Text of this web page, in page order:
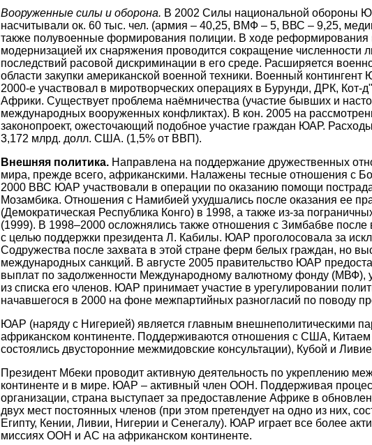
Вооруженные силы и оборона. В 2002 Силы национальной обороны
насчитывали ок. 60 тыс. чел. (армия – 40,25, ВМФ – 5, ВВС – 9,25,
также полувоенные формирования полиции. В ходе реформирования
модернизацией их снаряжения проводится сокращение численности
последствий расовой дискриминации в его среде. Расширяется
области закупки американской военной техники. Военный
2000-е участвовал в миротворческих операциях в Бурунди, ДРК, Кот-
Африки. Существует проблема наëмничества (участие бывших и
международных вооруженных конфликтах). В кон. 2005 на
законопроект, ожесточающий подобное участие граждан ЮАР.
3,172 млрд. долл. США. (1,5% от ВВП).
Внешняя политика. Направлена на поддержание дружественных
мира, прежде всего, африканскими. Налажены тесные отношения с
2000 ВВС ЮАР участвовали в операции по оказанию помощи
Мозамбика. Отношения с Намибией ухудшались после оказания ее
(Демократическая Республика Конго) в 1998, а также из-за
(1999). В 1998–2000 осложнялись также отношения с Зимбабве
с целью поддержки президента Л. Кабилы. ЮАР проголосовала за
Содружества после захвата в этой стране ферм белых граждан, но
международных санкций. В августе 2005 правительство ЮАР
выплат по задолженности Международному валютному фонду (МВФ),
из списка его членов. ЮАР принимает участие в урегулировании
начавшегося в 2000 на фоне межпартийных разногласий по поводу
ЮАР (наряду с Нигерией) является главным внешнеполитическими
африканском континенте. Поддерживаются отношения с США, Китаем
состоялись двусторонние межмидовские консультации), Кубой и
Президент Мбеки проводит активную деятельность по укреплению
континенте и в мире. ЮАР – активный член ООН. Поддерживая
организации, страна выступает за предоставление Африке в
двух мест постоянных членов (при этом претендует на одно из них,
Египту, Кении, Ливии, Нигерии и Сенегалу). ЮАР играет все более
миссиях ООН и АС на африканском континенте.